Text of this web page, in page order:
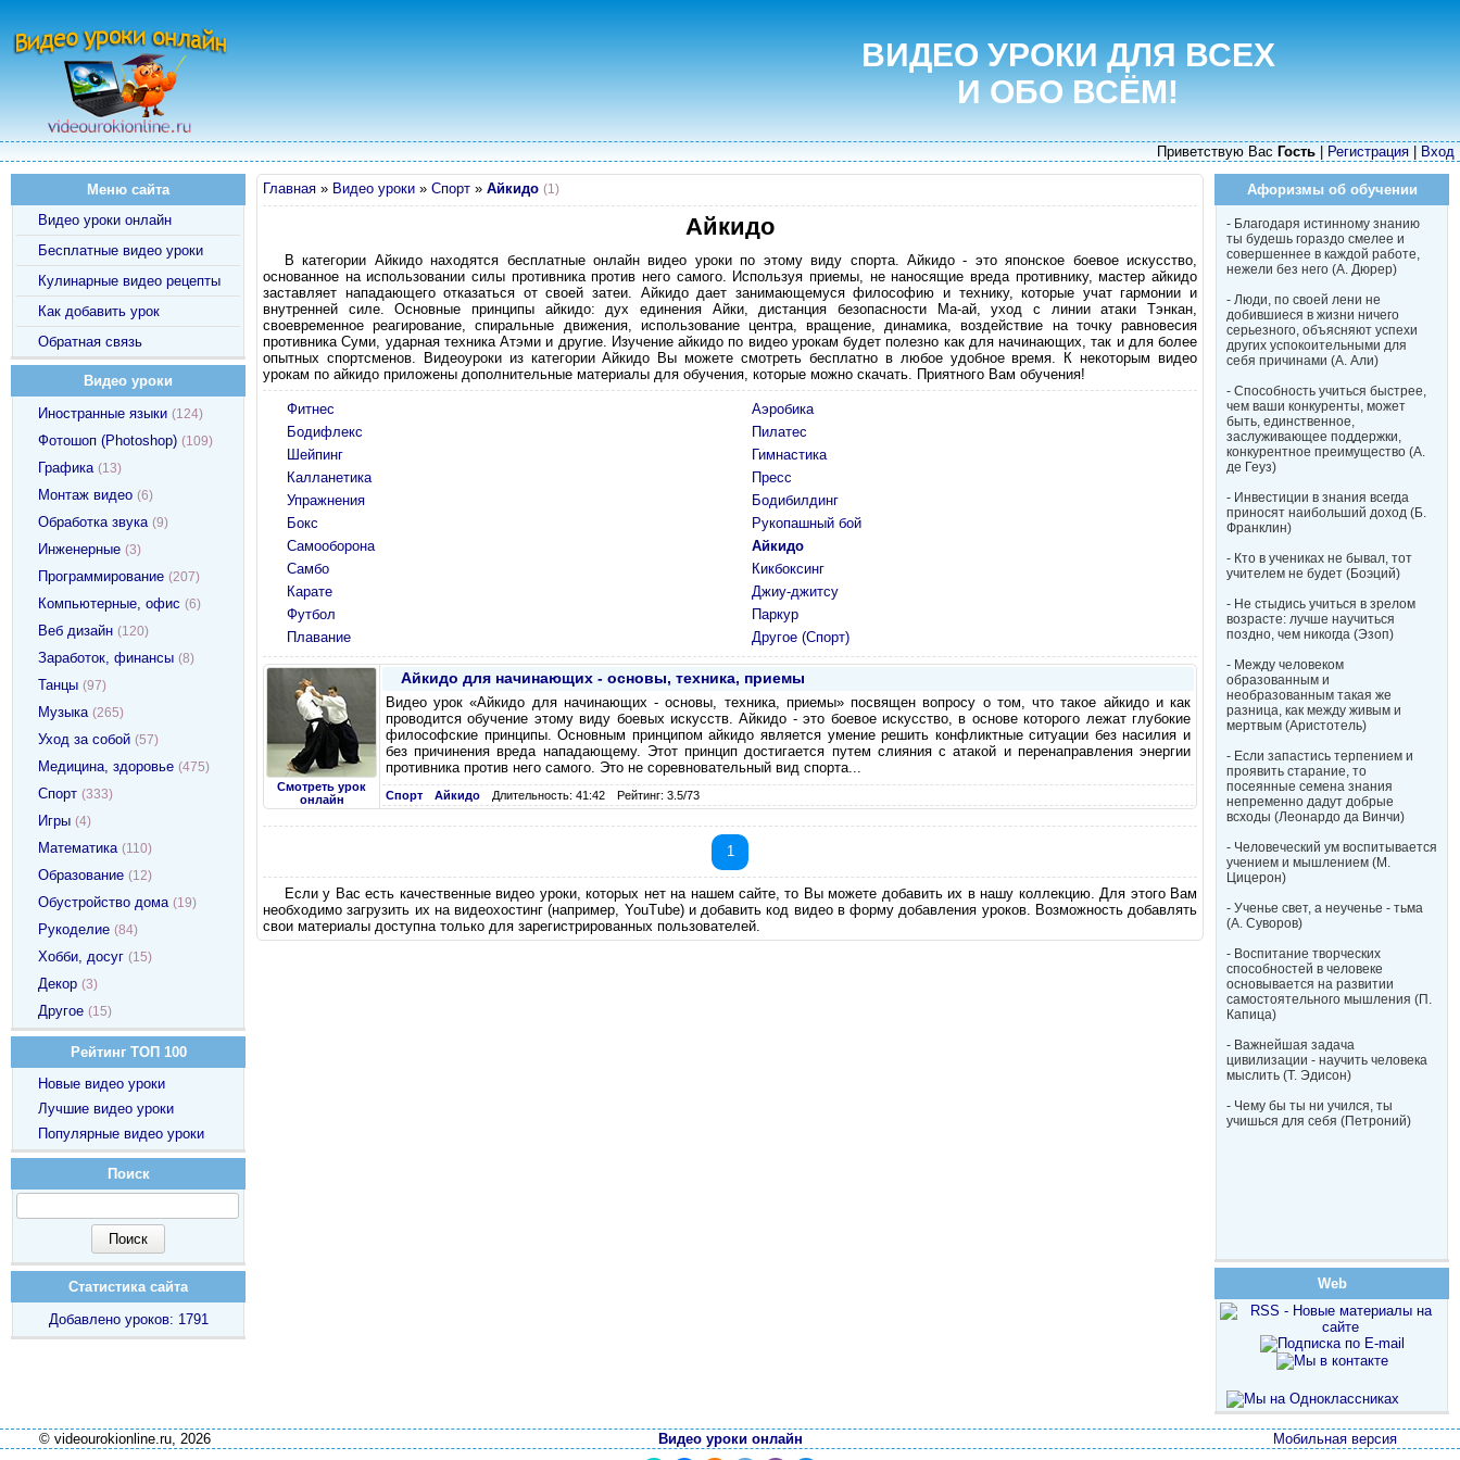
ВИДЕО УРОКИ ДЛЯ ВСЕХ
И ОБО ВСЁМ!
Приветствую Вас Гость Регистрация Вход
Главная » Видео уроки » Спорт » Айкидо (1)
Айкидо
В категории Айкидо находятся бесплатные онлайн видео уроки по этому виду спорта. Айкидо - это японское боевое искусство,
основанное на использовании силы противника против него самого. Используя приемы, не наносящие вреда противнику, мастер айкидо
заставляет нападающего отказаться от своей затеи. Айкидо дает занимающемуся философию и технику, которые учат гармонии и
внутренней силе. Основные принципы айкидо: дух единения Айки, дистанция безопасности Ма-ай, уход с линии атаки Тэнкан,
своевременное реагирование, спиральные движения, использование центра, вращение, динамика, воздействие на точку равновесия
противника Суми, ударная техника Атэми и другие. Изучение айкидо по видео урокам будет полезно как для начинающих, так и для более
опытных спортсменов. Видеоуроки из категории Айкидо Вы можете смотреть бесплатно в любое удобное время. К некоторым видео
урокам по айкидо приложены дополнительные материалы для обучения, которые можно скачать. Приятного Вам обучения!
Фитнес
Аэробика
Бодифлекс
Пилатес
Шейпинг
Гимнастика
Калланетика
Пресс
Упражнения
Бодибилдинг
Бокс
Рукопашный бой
Самооборона
Айкидо
Самбо
Кикбоксинг
Карате
Джиу-джитсу
Футбол
Паркур
Плавание
Другое (Спорт)
Смотреть урок
онлайн
Айкидо для начинающих - основы, техника, приемы
Видео урок «Айкидо для начинающих - основы, техника, приемы» посвящен вопросу о том, что такое айкидо и как
проводится обучение этому виду боевых искусств. Айкидо - это боевое искусство, в основе которого лежат глубокие
философские принципы. Основным принципом айкидо является умение решить конфликтные ситуации без насилия и
без причинения вреда нападающему. Этот принцип достигается путем слияния с атакой и перенаправления энергии
противника против него самого. Это не соревновательный вид спорта...
Спорт Айкидо Длительность: 41:42 Рейтинг: 3.5/73
1
Если у Вас есть качественные видео уроки, которых нет на нашем сайте, то Вы можете добавить их в нашу коллекцию. Для этого Вам
необходимо загрузить их на видеохостинг (например, YouTube) и добавить код видео в форму добавления уроков. Возможность добавлять
свои материалы доступна только для зарегистрированных пользователей.
Меню сайта
Видео уроки онлайн
Бесплатные видео уроки
Кулинарные видео рецепты
Как добавить урок
Обратная связь
Видео уроки
Иностранные языки (124)
Фотошоп (Photoshop) (109)
Графика (13)
Монтаж видео (6)
Обработка звука (9)
Инженерные (3)
Программирование (207)
Компьютерные, офис (6)
Веб дизайн (120)
Заработок, финансы (8)
Танцы (97)
Музыка (265)
Уход за собой (57)
Медицина, здоровье (475)
Спорт (333)
Игры (4)
Математика (110)
Образование (12)
Обустройство дома (19)
Рукоделие (84)
Хобби, досуг (15)
Декор (3)
Другое (15)
Рейтинг ТОП 100
Новые видео уроки
Лучшие видео уроки
Популярные видео уроки
Поиск
Статистика сайта
Добавлено уроков: 1791
Афоризмы об обучении
- Благодаря истинному знанию
ты будешь гораздо смелее и
совершеннее в каждой работе,
нежели без него (А. Дюрер)
- Люди, по своей лени не
добившиеся в жизни ничего
серьезного, объясняют успехи
других успокоительными для
себя причинами (А. Али)
- Способность учиться быстрее,
чем ваши конкуренты, может
быть, единственное,
заслуживающее поддержки,
конкурентное преимущество (А.
де Геуз)
- Инвестиции в знания всегда
приносят наибольший доход (Б.
Франклин)
- Кто в учениках не бывал, тот
учителем не будет (Боэций)
- Не стыдись учиться в зрелом
возрасте: лучше научиться
поздно, чем никогда (Эзоп)
- Между человеком
образованным и
необразованным такая же
разница, как между живым и
мертвым (Аристотель)
- Если запастись терпением и
проявить старание, то
посеянные семена знания
непременно дадут добрые
всходы (Леонардо да Винчи)
- Человеческий ум воспитывается
учением и мышлением (М.
Цицерон)
- Ученье свет, а неученье - тьма
(А. Суворов)
- Воспитание творческих
способностей в человеке
основывается на развитии
самостоятельного мышления (П.
Капица)
- Важнейшая задача
цивилизации - научить человека
мыслить (Т. Эдисон)
- Чему бы ты ни учился, ты
учишься для себя (Петроний)
Web
© videourokionline.ru, 2026 Мобильная версия
Видео уроки онлайн